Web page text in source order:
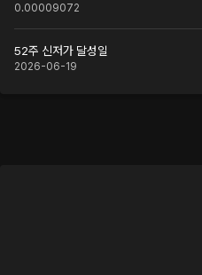
0.00009072
52주 신저가 달성일
2026-06-19